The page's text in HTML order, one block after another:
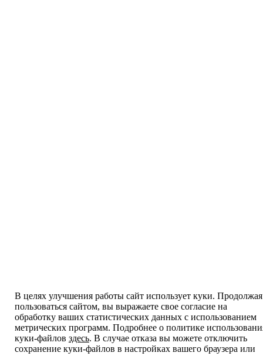
В целях улучшения работы сайт использует куки. Продолжая
пользоваться сайтом, вы выражаете свое согласие на
обработку ваших статистических данных с использованием
метрических программ. Подробнее о политике
куки-файлов здесь. В случае отказа вы можете отключить
сохранение куки-файлов в настройках вашего браузера или